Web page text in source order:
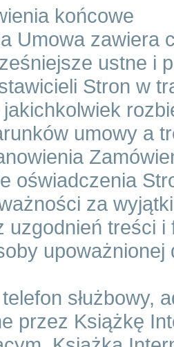
końcowe
Umowa zawiera
ustne i
Stron w
umowy a
oświadczenia
za
uzgodnień treści i
służbowy,
przez Książkę